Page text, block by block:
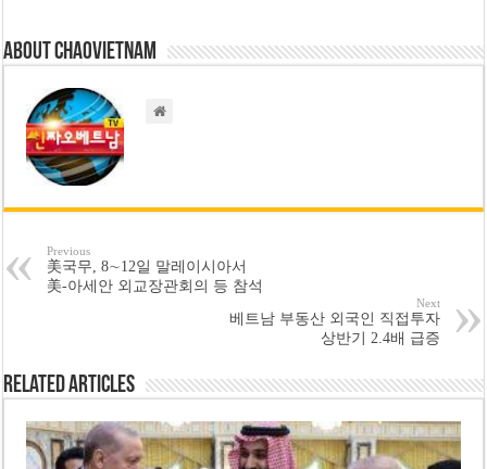
About chaovietnam
Previous
美국무, 8∼12일 말레이시아서
美-아세안 외교장관회의 등 참석
Next
베트남 부동산 외국인 직접투자
상반기 2.4배 급증
Related Articles